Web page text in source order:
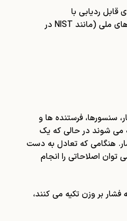
قابل ردیابی با
استانداردهای بین المللی شناخته شده باشد. ایجاد قابلیت ردیابی با مقایسه رسمی با استانداردی که به طور مستقیم یا غیرمستقیم با استانداردهای ملی (مانند NIST در
سنسورها، فرستنده ها و
می شوند در حالی که یک
هنگامی که تعادل به دست
اصلاحاتی را انجام
فشار بر وزن تکیه می کنند،